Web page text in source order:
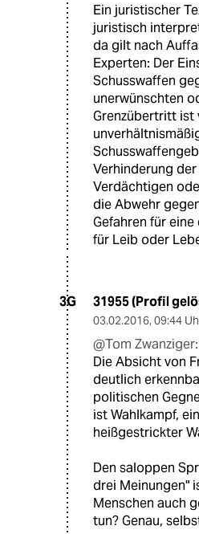
Ein juristischer
juristisch
da gilt nach
Experten: Der
Schusswaffen
unerwünschten
Grenzübertritt ist
Verhinderung
Verdächtigen
die Abwehr
Gefahren für
für Leib oder
3G 31955 (Profil
03.02.2016, 09:44
@Tom Zwanziger:
Die Absicht von
deutlich
politischen
ist Wahlkampf,
heißgestrickter
Den saloppen
drei Meinungen"
Menschen auch
tun? Genau,